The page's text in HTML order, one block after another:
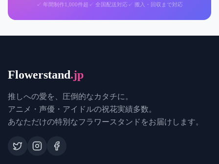
✓ 年間制作1,000件超 ✓ 全国配送対応 ✓ 搬入・回収まで対応
Flowerstand.jp
推しへの愛を、圧倒的なカタチに。
アニメ・声優・アイドルの祝花実績多数。
あなただけの特別なフラワースタンドをお届けします。